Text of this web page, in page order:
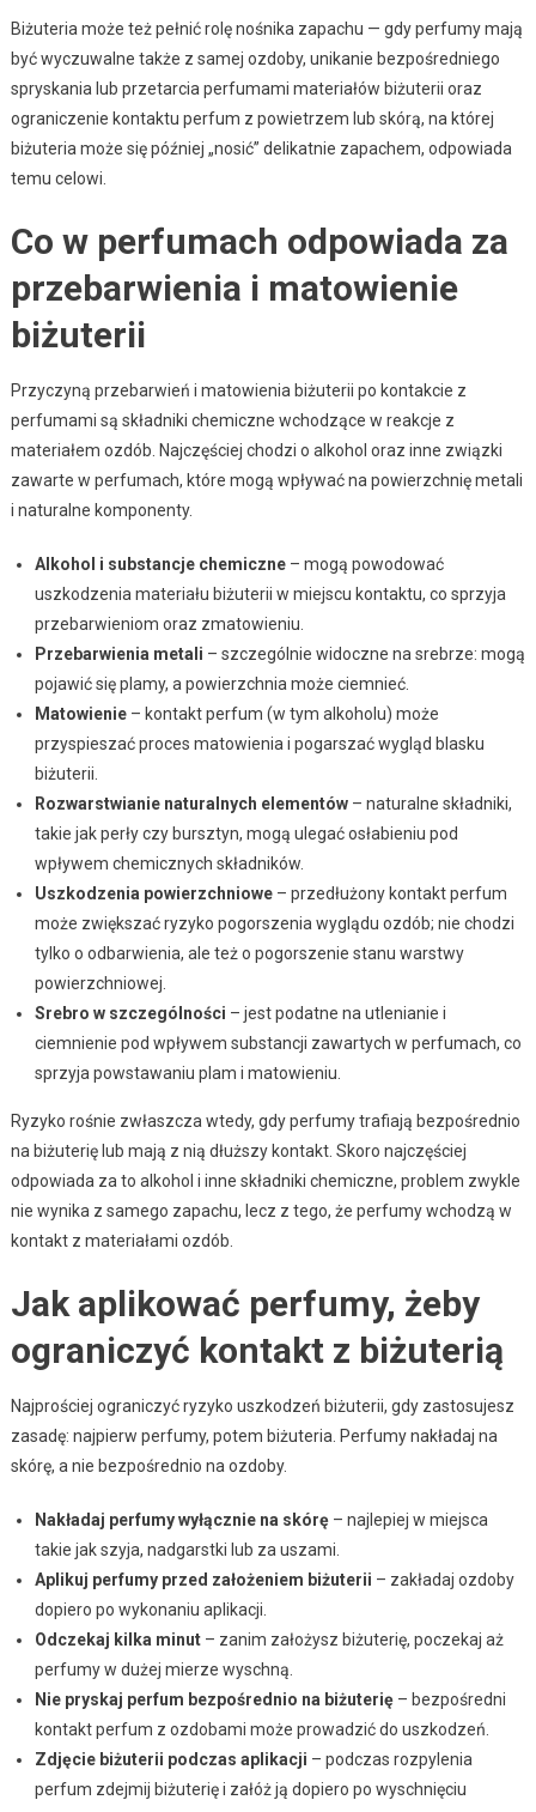
Biżuteria może też pełnić rolę nośnika zapachu — gdy perfumy mają
być wyczuwalne także z samej ozdoby, unikanie bezpośredniego
spryskania lub przetarcia perfumami materiałów biżuterii oraz
ograniczenie kontaktu perfum z powietrzem lub skórą, na której
biżuteria może się później „nosić” delikatnie zapachem, odpowiada
temu celowi.
Co w perfumach odpowiada za
przebarwienia i matowienie
biżuterii
Przyczyną przebarwień i matowienia biżuterii po kontakcie z
perfumami są składniki chemiczne wchodzące w reakcje z
materiałem ozdób. Najczęściej chodzi o alkohol oraz inne związki
zawarte w perfumach, które mogą wpływać na powierzchnię metali
i naturalne komponenty.
Alkohol i substancje chemiczne– mogą powodować
uszkodzenia materiału biżuterii w miejscu kontaktu, co sprzyja
przebarwieniom oraz zmatowieniu.
Przebarwienia metali – szczególnie widoczne na srebrze: mogą
pojawić się plamy, a powierzchnia może ciemnieć.
Matowienie– kontakt perfum (w tym alkoholu) może
przyspieszać proces matowienia i pogarszać wygląd blasku
biżuterii.
Rozwarstwianie naturalnych elementów– naturalne składniki,
takie jak perły czy bursztyn, mogą ulegać osłabieniu pod
wpływem chemicznych składników.
Uszkodzenia powierzchniowe– przedłużony kontakt perfum
może zwiększać ryzyko pogorszenia wyglądu ozdób; nie chodzi
tylko o odbarwienia, ale też o pogorszenie stanu warstwy
powierzchniowej.
Srebro w szczególności – jest podatne na utlenianie i
ciemnienie pod wpływem substancji zawartych w perfumach, co
sprzyja powstawaniu plam i matowieniu.
Ryzyko rośnie zwłaszcza wtedy, gdy perfumy trafiają bezpośrednio
na biżuterię lub mają z nią dłuższy kontakt. Skoro najczęściej
odpowiada za to alkohol i inne składniki chemiczne, problem zwykle
nie wynika z samego zapachu, lecz z tego, że perfumy wchodzą w
kontakt z materiałami ozdób.
Jak aplikować perfumy, żeby
ograniczyć kontakt z biżuterią
Najprościej ograniczyć ryzyko uszkodzeń biżuterii, gdy zastosujesz
zasadę: najpierw perfumy, potem biżuteria. Perfumy nakładaj na
skórę, a nie bezpośrednio na ozdoby.
Nakładaj perfumy wyłącznie na skórę– najlepiej w miejsca
takie jak szyja, nadgarstki lub za uszami.
Aplikuj perfumy przed założeniem biżuterii – zakładaj ozdoby
dopiero po wykonaniu aplikacji.
Odczekaj kilka minut– zanim założysz biżuterię, poczekaj aż
perfumy w dużej mierze wyschną.
Nie pryskaj perfum bezpośrednio na biżuterię– bezpośredni
kontakt perfum z ozdobami może prowadzić do uszkodzeń.
Zdjęcie biżuterii podczas aplikacji – podczas rozpylenia
perfum zdejmij biżuterię i załóż ją dopiero po wyschnięciu